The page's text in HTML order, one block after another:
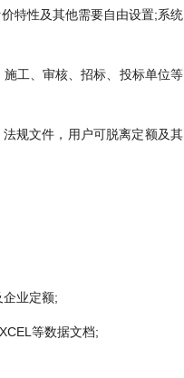
特性及其他需要自由设置;系统
工、审核、招标、投标单位等
规文件，用户可脱离定额及其
业定额;
等数据文档;